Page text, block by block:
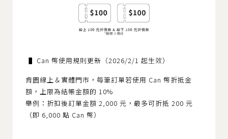
▐ Can 幣使用規則更新（2026/2/1 起生效）
肯園線上＆實體門市，每筆訂單若使用 Can 幣折抵金
額，上限為結帳金額的 10%
舉例：折扣後訂單金額 2,000 元，最多可折抵 200 元
（即 6,000 點 Can 幣）